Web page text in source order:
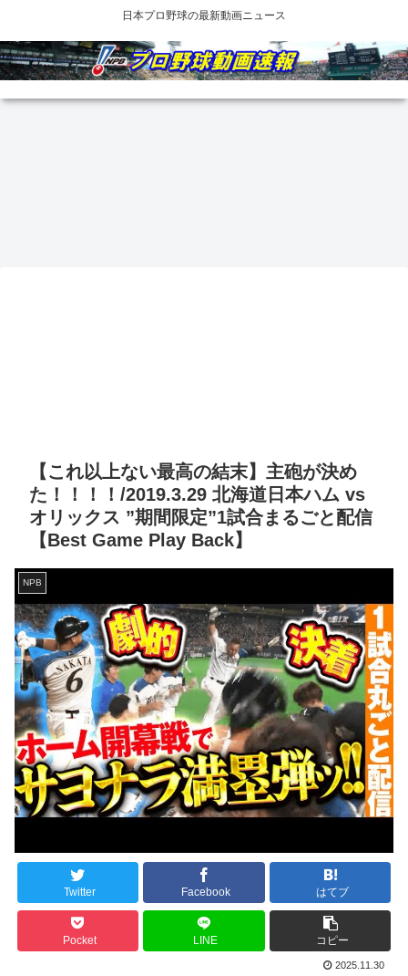
日本プロ野球の最新動画ニュース
【これ以上ない最高の結末】主砲が決め
た！！！！/2019.3.29 北海道日本ハム vs
オリックス ”期間限定”1試合まるごと配信
【Best Game Play Back】
NPB
Twitter Facebook はてブ
Pocket LINE コピー
2025.11.30